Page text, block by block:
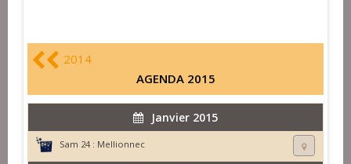
2014
AGENDA 2015
Janvier 2015
Sam 24 : Mellionnec